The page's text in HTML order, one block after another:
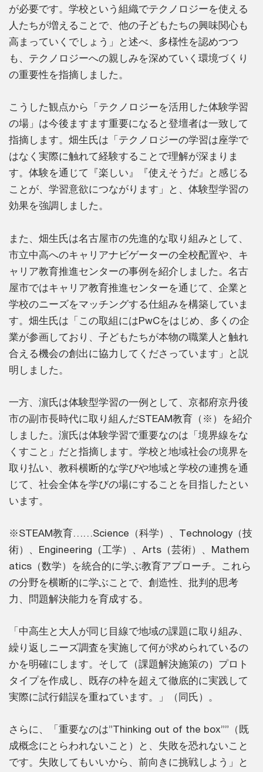
が必要です。学校という組織でテクノロジーを使える
人たちが増えることで、他の子どもたちの興味関心も
高まっていくでしょう」と述べ、多様性を認めつつ
も、テクノロジーへの親しみを深めていく環境づくり
の重要性を指摘しました。
こうした観点から「テクノロジーを活用した体験学習
の場」は今後ますます重要になると登壇者は一致して
指摘します。畑生氏は「テクノロジーの学習は座学で
はなく実際に触れて経験することで理解が深まりま
す。体験を通じて『楽しい』『使えそうだ』と感じる
ことが、学習意欲につながります」と、体験型学習の
効果を強調しました。
また、畑生氏は名古屋市の先進的な取り組みとして、
市立中高へのキャリアナビゲーターの全校配置や、キ
ャリア教育推進センターの事例を紹介しました。名古
屋市ではキャリア教育推進センターを通じて、企業と
学校のニーズをマッチングする仕組みを構築していま
す。畑生氏は「この取組にはPwCをはじめ、多くの企
業が参画しており、子どもたちが本物の職業人と触れ
合える機会の創出に協力してくださっています」と説
明しました。
一方、濵氏は体験型学習の一例として、京都府京丹後
市の副市長時代に取り組んだSTEAM教育（※）を紹介
しました。濵氏は体験学習で重要なのは「境界線をな
くすこと」だと指摘します。学校と地域社会の境界を
取り払い、教科横断的な学びや地域と学校の連携を通
じて、社会全体を学びの場にすることを目指したとい
います。
※STEAM教育……Science（科学）、Technology（技
術）、Engineering（工学）、Arts（芸術）、Mathem
atics（数学）を統合的に学ぶ教育アプローチ。これら
の分野を横断的に学ぶことで、創造性、批判的思考
力、問題解決能力を育成する。
「中高生と大人が同じ目線で地域の課題に取り組み、
繰り返しニーズ調査を実施して何が求められているの
かを明確にします。そして（課題解決施策の）プロト
タイプを作成し、既存の枠を超えて徹底的に実践して
実際に試行錯誤を重ねています。」（同氏）。
さらに、「重要なのは”Thinking out of the box””（既
成概念にとらわれないこと）と、失敗を恐れないこと
です。失敗してもいいから、前向きに挑戦しよう」と